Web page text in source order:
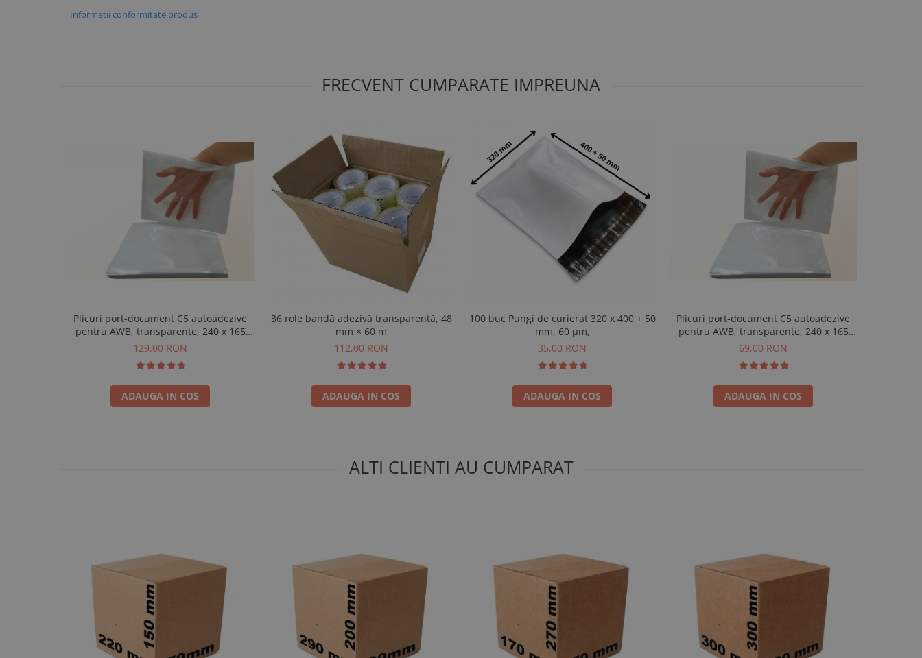
Informatii conformitate produs
FRECVENT CUMPARATE IMPREUNA
Plicuri port-document C5 autoadezive
pentru AWB, transparente, 240 x 165
mm, 1.000 buc
129,00 RON
ADAUGA IN COS
36 role bandă adezivă transparentă, 48
mm × 60 m
112,00 RON
ADAUGA IN COS
100 buc Pungi de curierat 320 x 400 + 50
mm, 60 µm,
35,00 RON
ADAUGA IN COS
Plicuri port-document C5 autoadezive
pentru AWB, transparente, 240 x 165
mm, 500 buc
69,00 RON
ADAUGA IN COS
ALTI CLIENTI AU CUMPARAT